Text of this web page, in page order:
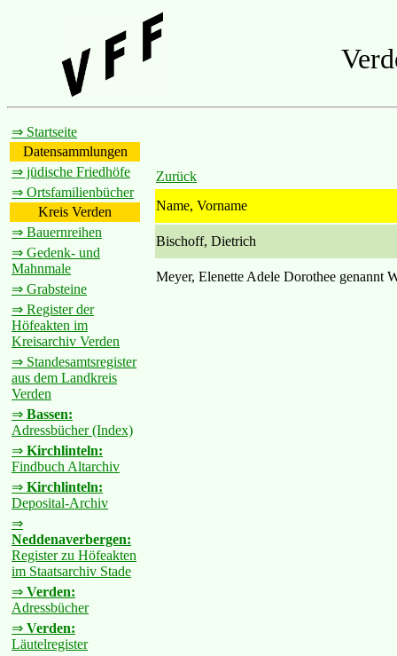
⇒ Startseite
Datensammlungen
⇒ jüdische Friedhöfe
⇒ Ortsfamilienbücher
Kreis Verden
⇒ Bauernreihen
⇒ Gedenk- und
Mahnmale
⇒ Grabsteine
⇒ Register der
Höfeakten im
Kreisarchiv Verden
⇒ Standesamtsregister
aus dem Landkreis
Verden
⇒ Bassen:
Adressbücher (Index)
⇒ Kirchlinteln:
Findbuch Altarchiv
⇒ Kirchlinteln:
Deposital-Archiv
⇒
Neddenaverbergen:
Register zu Höfeakten
im Staatsarchiv Stade
⇒ Verden:
Adressbücher
⇒ Verden:
Läutelregister
Zurück
Name, Vorname
Bischoff, Dietrich
Meyer, Elenette Adele Dorothee genannt